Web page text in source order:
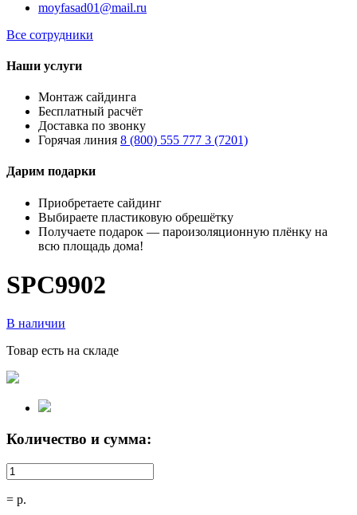
moyfasad01@mail.ru
Все сотрудники
Наши услуги
Монтаж сайдинга
Бесплатный расчёт
Доставка по звонку
Горячая линия 8 (800) 555 777 3 (7201)
Дарим подарки
Приобретаете сайдинг
Выбираете пластиковую обрешётку
Получаете подарок — пароизоляционную плёнку на
всю площадь дома!
SPC9902
В наличии
Товар есть на складе
Количество и сумма:
= р.